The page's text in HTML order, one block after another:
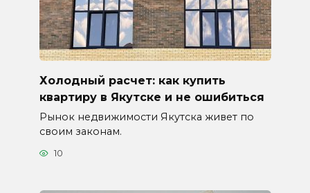
Холодный расчет: как купить
квартиру в Якутске и не ошибиться
Рынок недвижимости Якутска живет по
своим законам.
10